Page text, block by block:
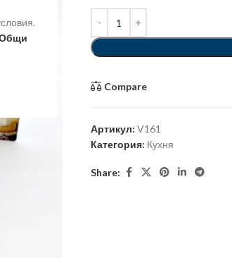
Общи
Compare
Артикул: V161
Категория: Кухня
Share: